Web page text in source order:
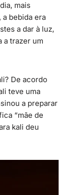
mais
bebida era
a dar à luz,
a trazer um
De acordo
teve uma
a preparar
“mãe de
kali deu